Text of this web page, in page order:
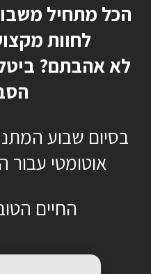
הכל מתחיל
לחוות
לא אהבתם?
בסיום שבוע
אוטומטי
החיים